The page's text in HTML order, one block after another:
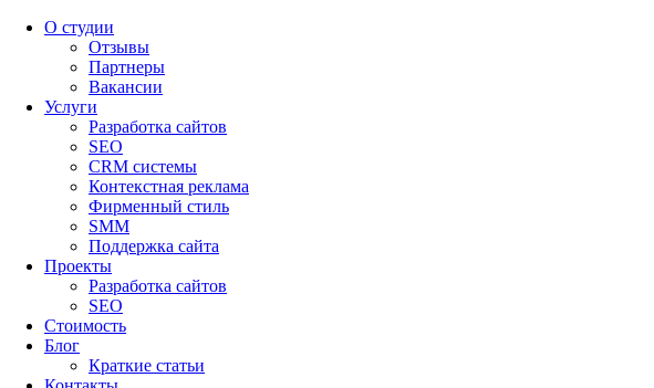
О студии
Отзывы
Партнеры
Вакансии
Услуги
Разработка сайтов
SEO
CRM системы
Контекстная реклама
Фирменный стиль
SMM
Поддержка сайта
Проекты
Разработка сайтов
SEO
Стоимость
Блог
Краткие статьи